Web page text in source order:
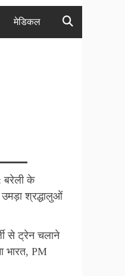
मेडिकल
बरेली के
श्रद्धालुओं
से ट्रेन चलाने
भारत, PM